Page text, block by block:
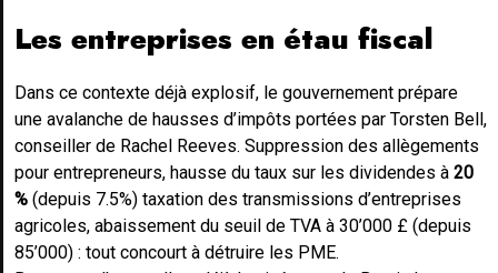
Les entreprises en étau fiscal
Dans ce contexte déjà explosif, le gouvernement prépare
une avalanche de hausses d’impôts portées par Torsten Bell,
conseiller de Rachel Reeves. Suppression des allègements
pour entrepreneurs, hausse du taux sur les dividendes à 20
% (depuis 7.5%) taxation des transmissions d’entreprises
agricoles, abaissement du seuil de TVA à 30’000 £ (depuis
85’000) : tout concourt à détruire les PME.